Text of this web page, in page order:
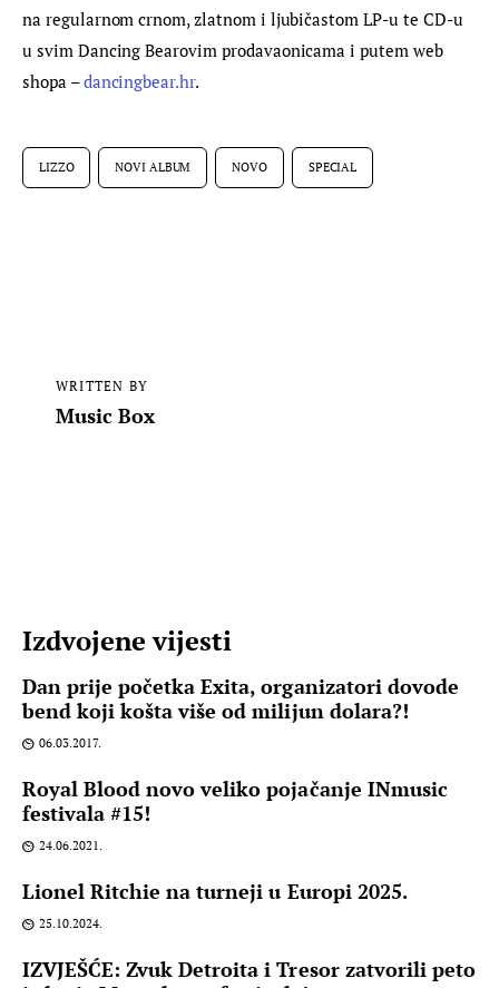
na regularnom crnom, zlatnom i ljubičastom LP-u te CD-u
u svim Dancing Bearovim prodavaonicama i putem web
shopa – dancingbear.hr.
LIZZO NOVI ALBUM NOVO SPECIAL
WRITTEN BY
Music Box
Izdvojene vijesti
Dan prije početka Exita, organizatori dovode
bend koji košta više od milijun dolara?!
06.03.2017.
Royal Blood novo veliko pojačanje INmusic
festivala #15!
24.06.2021.
Lionel Ritchie na turneji u Europi 2025.
25.10.2024.
IZVJEŠĆE: Zvuk Detroita i Tresor zatvorili peto